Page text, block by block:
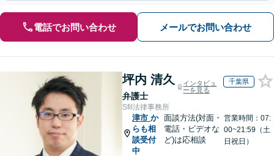
電話でお問い合わせ メールでお問い合わせ
坪内 清久
弁護士
インタビュ
ーを見る
千葉県
Sfil法律事務所
津市 か
らも相
談受付
中
面談方法(対面・
電話・ビデオな
ど)は応相談
営業時間：07:
00~21:59（土
日祝日）